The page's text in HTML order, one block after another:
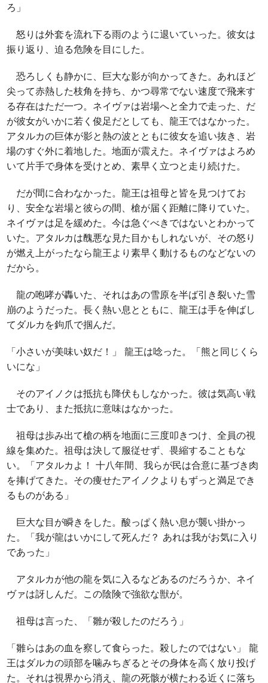
ろ」
怒りは外套を流れ下る雨のように退いていった。彼女は
振り返り、迫る危険を目にした。
恐ろしくも静かに、巨大な影が向かってきた。あれほど
尖って赤熱した枝角を持ち、かつ尋常でない速度で飛来す
る存在はただ一つ。ネイヴァは岩場へと全力で走った、だ
が彼女がいかに若く俊足だとしても、龍王ではなかった。
アタルカの巨体が影と熱の波とともに彼女を追い抜き、岩
場のすぐ外に着地した。地面が震えた。ネイヴァはよろめ
いて片手で身体を受けとめ、素早く立つと走り続けた。
だが間に合わなかった。龍王は祖母と皆を見つけてお
り、安全な岩場と彼らの間、槍が届く距離に降りていた。
ネイヴァは足を緩めた。今は急ぐべきではないとわかって
いた。アタルカは醜悪な見た目かもしれないが、その怒り
が燃え上がったなら龍王より素早く動けるものなどないの
だから。
龍の咆哮が轟いた、それはあの雪原を半ば引き裂いた雪
崩のようだった。長く熱い息とともに、龍王は手を伸ばし
てダルカを鉤爪で掴んだ。
「小さいが美味い奴だ！」 龍王は唸った。「熊と同じくら
いにな」
そのアイノクは抵抗も降伏もしなかった。彼は気高い戦
士であり、また抵抗に意味はなかった。
祖母は歩み出て槍の柄を地面に三度叩きつけ、全員の視
線を集めた。祖母は決して服従せず、畏縮することもな
い。「アタルカよ！ 十八年間、我らが民は合意に基づき肉
を捧げてきた。その痩せたアイノクよりもずっと満足でき
るものがある」
巨大な目が瞬きをした。酸っぱく熱い息が襲い掛かっ
た。「我が龍はいかにして死んだ？ あれは我がお気に入り
であった」
アタルカが他の龍を気に入るなどあるのだろうか、ネイ
ヴァは訝しんだ。この陰険で強欲な獣が。
祖母は言った、「雛が殺したのだろう」
「雛らはあの血を察して食らった。殺したのではない」 龍
王はダルカの頭部を噛みちぎるとその身体を高く放り投げ
た。それは視界から消え、龍の死骸が横たわる近くに落ち